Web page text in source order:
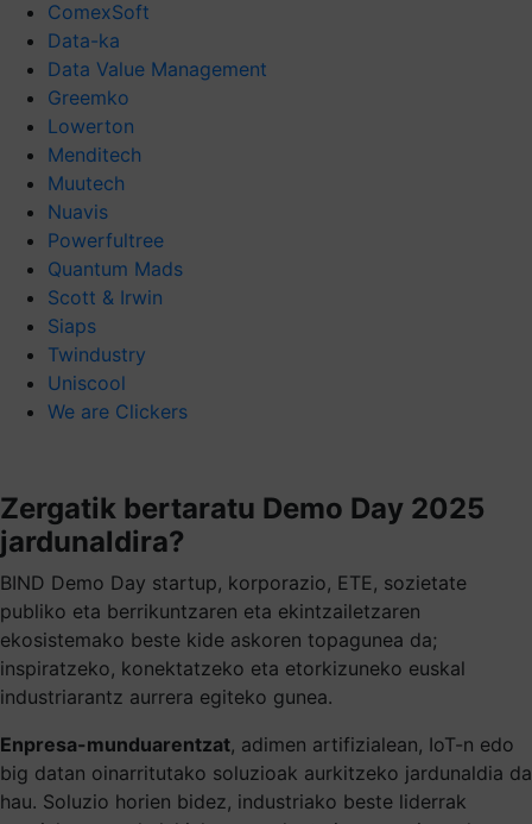
ComexSoft
Data-ka
Data Value Management
Greemko
Lowerton
Menditech
Muutech
Nuavis
Powerfultree
Quantum Mads
Scott & Irwin
Siaps
Twindustry
Uniscool
We are Clickers
Zergatik bertaratu Demo Day 2025
jardunaldira?
BIND Demo Day startup, korporazio, ETE, sozietate
publiko eta berrikuntzaren eta ekintzailetzaren
ekosistemako beste kide askoren topagunea da;
inspiratzeko, konektatzeko eta etorkizuneko euskal
industriarantz aurrera egiteko gunea.
Enpresa-munduarentzat, adimen artifizialean, IoT-n edo
big datan oinarritutako soluzioak aurkitzeko jardunaldia da
hau. Soluzio horien bidez, industriako beste liderrak